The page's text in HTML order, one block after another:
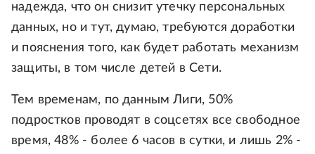
надежда, что он снизит утечку персональных
данных, но и тут, думаю, требуются доработки
и пояснения того, как будет работать механизм
защиты, в том числе детей в Сети.
Тем временам, по данным Лиги, 50%
подростков проводят в соцсетях все свободное
время, 48% - более 6 часов в сутки, и лишь 2% -